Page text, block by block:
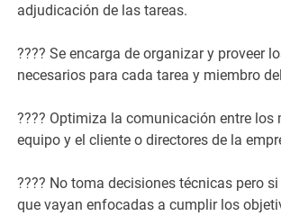
adjudicación de las tareas.
???? Se encarga de organizar y proveer
necesarios para cada tarea y miembro
????️ Optimiza la comunicación entre los
equipo y el cliente o directores de la
???? No toma decisiones técnicas pero
que vayan enfocadas a cumplir los